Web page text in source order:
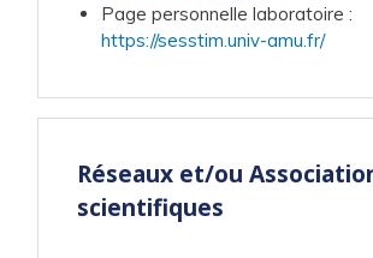
Page personnelle laboratoire:
https://sesstim.univ-amu.fr/
Réseaux et/ou
scientifiques